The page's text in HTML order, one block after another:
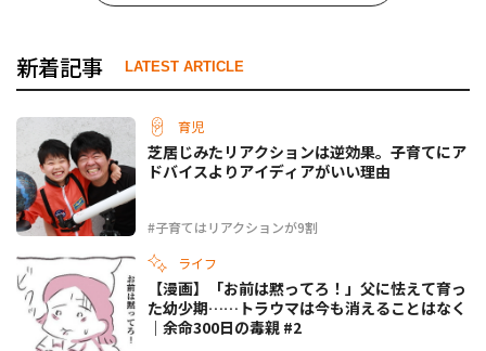
新着記事 LATEST ARTICLE
育児
#子育てはリアクションが9割
芝居じみたリアクションは逆効果。子育てにア
ドバイスよりアイディアがいい理由
ライフ
【漫画】「お前は黙ってろ！」父に怯えて育っ
た幼少期……トラウマは今も消えることはなく
｜余命300日の毒親 #2